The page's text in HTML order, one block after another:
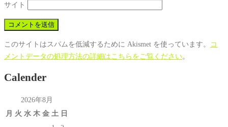
サイト
このサイトはスパムを低減するために Akismet を使っています。
コ
メントデータの処理方法の詳細はこちらをご覧ください。
Calender
2026年8月
月 火 水 木 金 土 日